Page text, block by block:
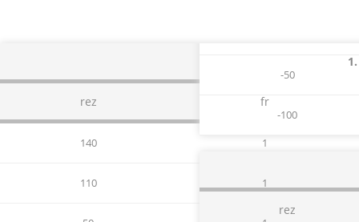
1.
rez fr
140 1
110 1
-50
-100
rez